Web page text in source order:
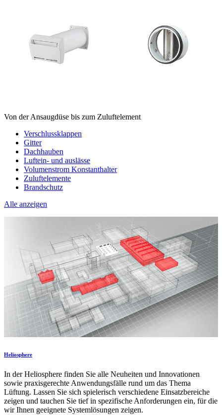
Von der Ansaugdüse bis zum Zuluftelement
Verschlussklappen
Gitter
Dachhauben
Luftein- und auslässe
Volumenstrom Konstanthalter
Zuluftelemente
Brandschutz
Alle anzeigen
Heliosphere
In der Heliosphere finden Sie alle Neuheiten und Innovationen
sowie praxisgerechte Anwendungsfälle rund um das Thema
Lüftung. Lassen Sie sich spielerisch verschiedene Einsatzbereiche
zeigen und tauchen Sie tief in spezifische Anforderungen ein, für die
wir Ihnen geeignete Systemlösungen zeigen.